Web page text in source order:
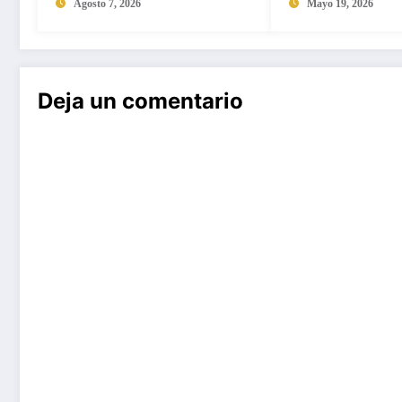
consumo vieja
Agosto 7, 2026 Mayo 19, 2026
Deja un comentario